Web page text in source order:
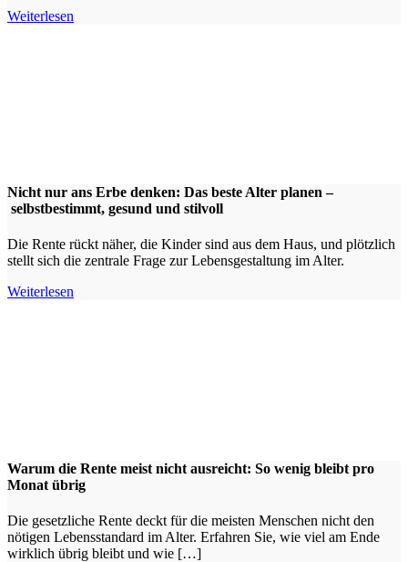
Weiterlesen
Nicht nur ans Erbe denken: Das beste Alter planen –
selbstbestimmt, gesund und stilvoll
Die Rente rückt näher, die Kinder sind aus dem Haus, und plötzlich
stellt sich die zentrale Frage zur Lebensgestaltung im Alter.
Weiterlesen
Warum die Rente meist nicht ausreicht: So wenig bleibt pro
Monat übrig
Die gesetzliche Rente deckt für die meisten Menschen nicht den
nötigen Lebensstandard im Alter. Erfahren Sie, wie viel am Ende
wirklich übrig bleibt und wie […]